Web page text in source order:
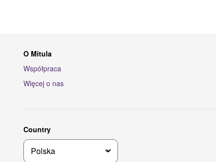
O Mitula
Współpraca
Więcej o nas
Country